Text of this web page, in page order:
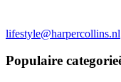
lifestyle@harpercollins.nl
Populaire